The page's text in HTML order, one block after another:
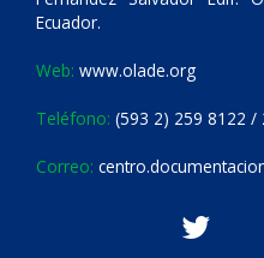
Ecuador.
Web: www.olade.org
Teléfono: (593 2) 259 8122 /
Correo: